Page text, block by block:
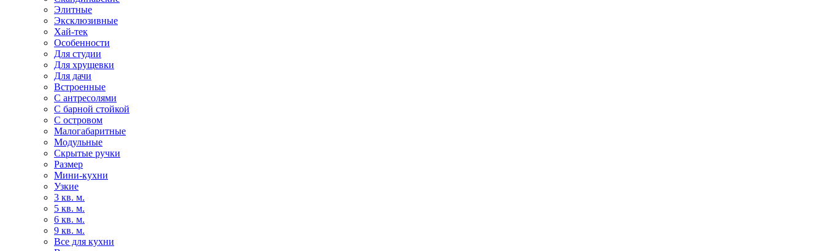
Элитные
Эксклюзивные
Хай-тек
Особенности
Для студии
Для хрущевки
Для дачи
Встроенные
С антресолями
С барной стойкой
С островом
Малогабаритные
Модульные
Скрытые ручки
Размер
Мини-кухни
Узкие
3 кв. м.
5 кв. м.
6 кв. м.
9 кв. м.
Все для кухни